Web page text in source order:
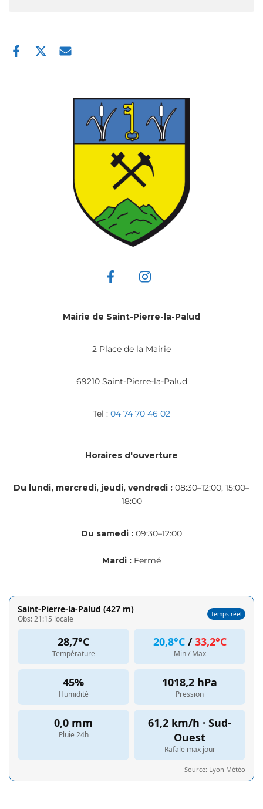
Mairie de Saint-Pierre-la-Palud
2 Place de la Mairie
69210 Saint-Pierre-la-Palud
Tel : 04 74 70 46 02
Horaires d'ouverture
Du lundi, mercredi, jeudi, vendredi : 08:30–12:00, 15:00–
18:00
Du samedi : 09:30–12:00
Mardi : Fermé